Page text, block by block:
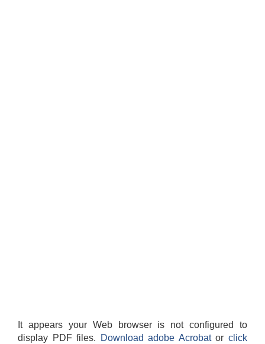
It appears your Web browser is not configured to
display PDF files.
Download adobe Acrobatorclick